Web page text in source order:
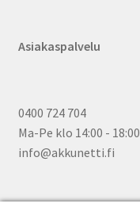
Asiakaspalvelu
0400 724 704
Ma-Pe klo 14:00 - 18:00
info@akkunetti.fi